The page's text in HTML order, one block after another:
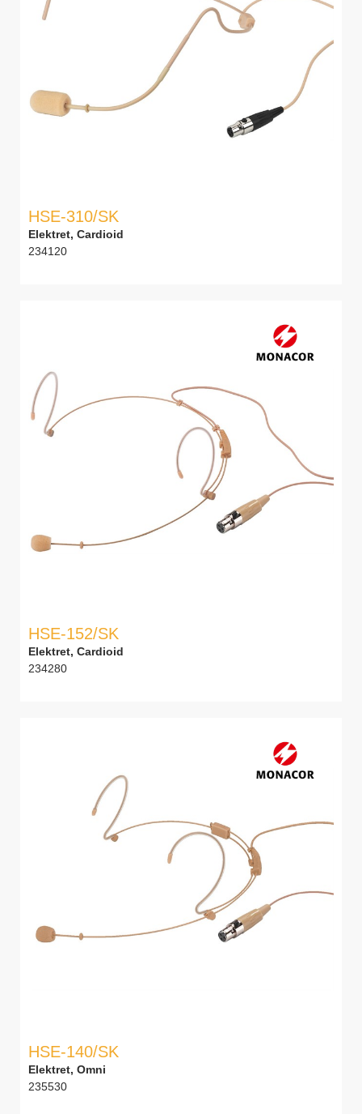
HSE-310/SK
Elektret, Cardioid
234120
HSE-152/SK
Elektret, Cardioid
234280
HSE-140/SK
Elektret, Omni
235530